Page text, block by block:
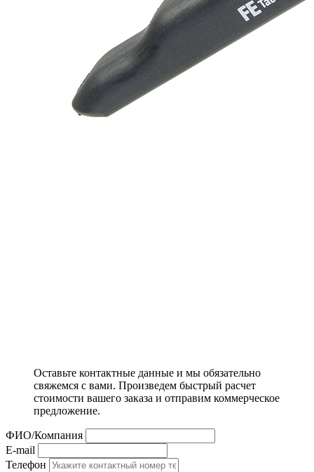
Оставьте контактные данные и мы обязательно
свяжемся с вами. Произведем быстрый расчет
стоимости вашего заказа и отправим коммерческое
предложение.
ФИО/Компания
E-mail
Телефон